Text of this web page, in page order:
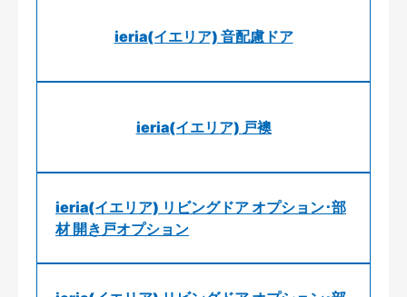
ieria(イエリア) 音配慮ドア
ieria(イエリア) 戸襖
ieria(イエリア) リビングドア オプション･部
材 開き戸オプション